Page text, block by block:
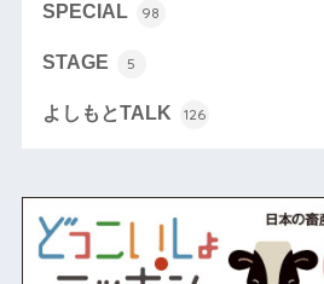
SPECIAL 98
STAGE 5
よしもとTALK 126